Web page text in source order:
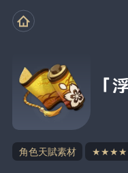
「
角色天賦素材 ★★★★